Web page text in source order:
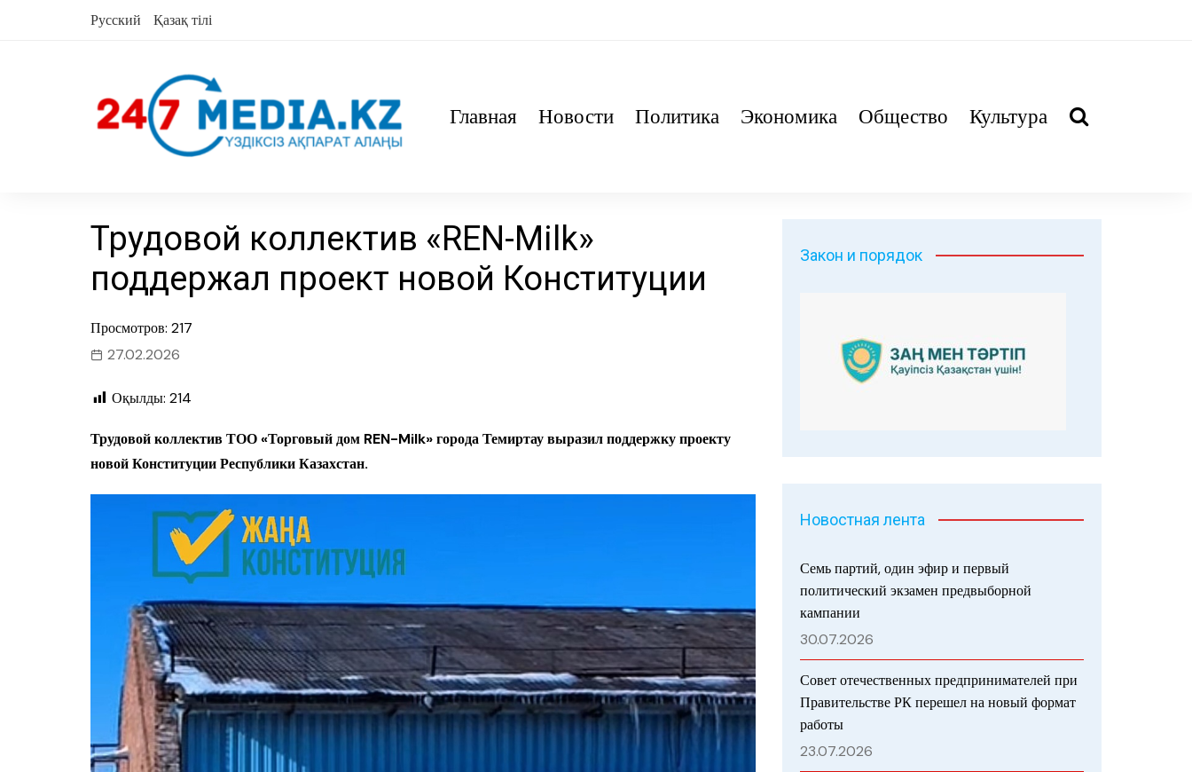
Русский Қазақ тілі
Главная Новости Политика Экономика Общество Культура
Трудовой коллектив «REN-Milk»
поддержал проект новой Конституции
Просмотров: 217
27.02.2026
Оқылды: 214
Трудовой коллектив ТОО «Торговый дом REN-Milk» города Темиртау выразил поддержку проекту
новой Конституции Республики Казахстан.
Закон и порядок
Новостная лента
Семь партий, один эфир и первый
политический экзамен предвыборной
кампании
30.07.2026
Совет отечественных предпринимателей при
Правительстве РК перешел на новый формат
работы
23.07.2026